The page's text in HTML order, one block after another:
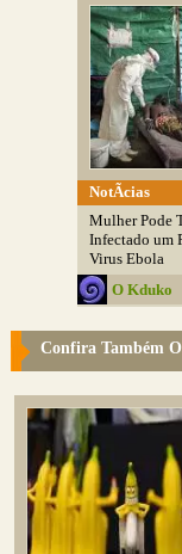
NotÃ­cias
Mulher Pode
Infectado um
Virus Ebola
O Kduko
Confira Também